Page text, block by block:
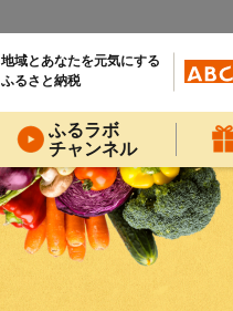
地域とあなたを元気にする
ふるさと納税
ふるラボ
チャンネル